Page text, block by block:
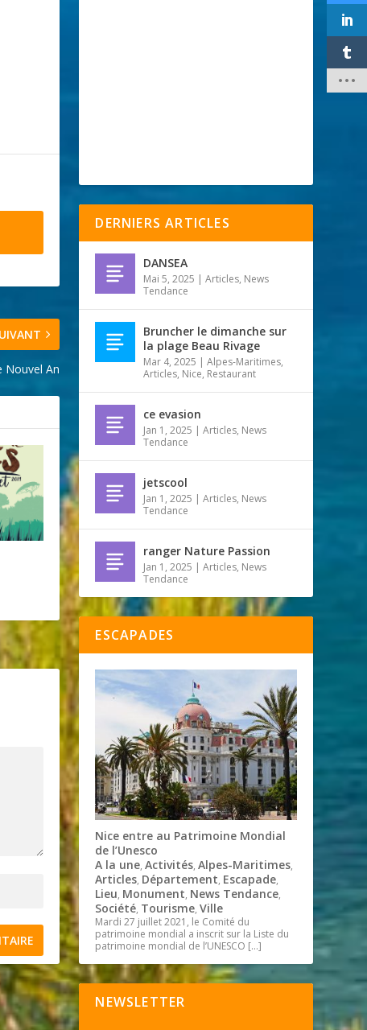
Nouvel An
DERNIERS ARTICLES
DANSEA
Mai 5, 2025 |Articles, News
Tendance
Bruncher le dimanche sur
la plage Beau Rivage
Mar 4, 2025 |Alpes-Maritimes,
Articles, Nice, Restaurant
ce evasion
Jan 1, 2025 |Articles, News
Tendance
jetscool
Jan 1, 2025 |Articles, News
Tendance
ranger Nature Passion
Jan 1, 2025 |Articles, News
Tendance
ESCAPADES
Nice entre au Patrimoine Mondial
de l’Unesco
A la une,Activités,Alpes-Maritimes,
Articles, Département, Escapade,
Lieu, Monument, News Tendance,
Société, Tourisme,Ville
Mardi 27 juillet 2021, le Comité du
patrimoine mondial a inscrit sur la Liste du
patrimoine mondial de l’UNESCO […]
NEWSLETTER